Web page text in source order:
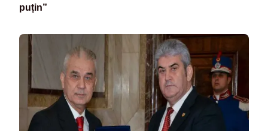
puțin”